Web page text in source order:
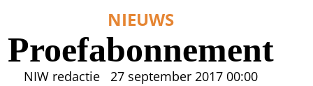
NIEUWS
Proefabonnement
NIW redactie 27 september 2017 00:00